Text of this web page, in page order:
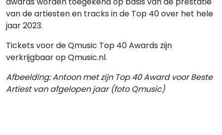
van de artiesten en tracks in de Top 40 over het hele
jaar 2023.
Tickets voor de Qmusic Top 40 Awards zijn
verkrijgbaar op Qmusic.nl.
Afbeelding: Antoon met zijn Top 40 Award voor Beste
Artiest van afgelopen jaar (foto Qmusic)